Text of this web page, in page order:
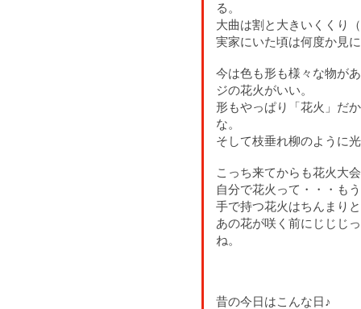
る。
大曲は割と大きいくくり
実家にいた頃は何度か見
今は色も形も様々な物が
ジの花火がいい。
形もやっぱり「花火」だ
な。
そして枝垂れ柳のように
こっち来てからも花火大
自分で花火って・・・も
手で持つ花火はちんまり
あの花が咲く前にじじじ
ね。
昔の今日はこんな日♪